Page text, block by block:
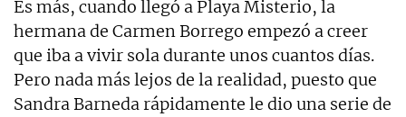
Es más, cuando llegó a Playa Misterio, la
hermana de Carmen Borrego empezó a creer
que iba a vivir sola durante unos cuantos días.
Pero nada más lejos de la realidad, puesto que
Sandra Barneda rápidamente le dio una serie de